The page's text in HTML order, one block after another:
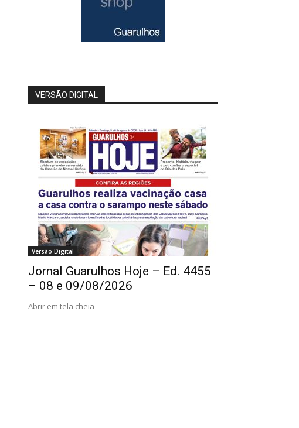
VERSÃO DIGITAL
Versão Digital
Jornal Guarulhos Hoje – Ed. 4455
– 08 e 09/08/2026
Abrir em tela cheia